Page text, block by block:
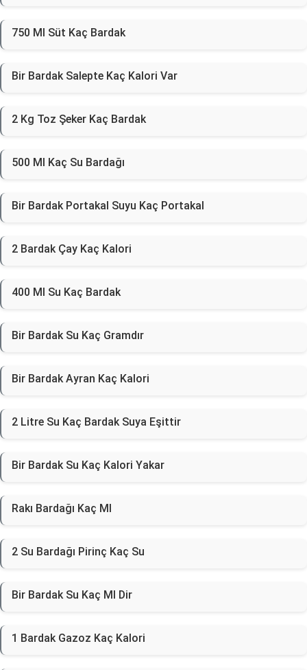
750 Ml Süt Kaç Bardak
Bir Bardak Salepte Kaç Kalori Var
2 Kg Toz Şeker Kaç Bardak
500 Ml Kaç Su Bardağı
Bir Bardak Portakal Suyu Kaç Portakal
2 Bardak Çay Kaç Kalori
400 Ml Su Kaç Bardak
Bir Bardak Su Kaç Gramdır
Bir Bardak Ayran Kaç Kalori
2 Litre Su Kaç Bardak Suya Eşittir
Bir Bardak Su Kaç Kalori Yakar
Rakı Bardağı Kaç Ml
2 Su Bardağı Pirinç Kaç Su
Bir Bardak Su Kaç Ml Dir
1 Bardak Gazoz Kaç Kalori